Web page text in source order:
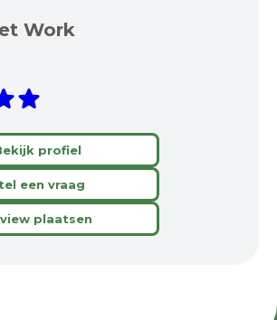
Work
profiel
een vraag
plaatsen